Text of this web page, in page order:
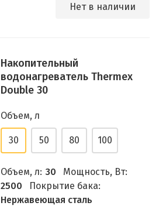
Нет в наличии
Накопительный
водонагреватель Thermex
Double 30
Объем, л
30 50 80 100
Объем, л: 30
Мощность, Вт:
2500
Покрытие бака:
Нержавеющая сталь